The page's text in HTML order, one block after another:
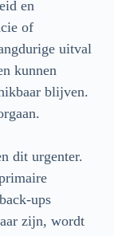
en
of
uitval
kunnen
blijven.
dit urgenter.
ups
zijn, wordt